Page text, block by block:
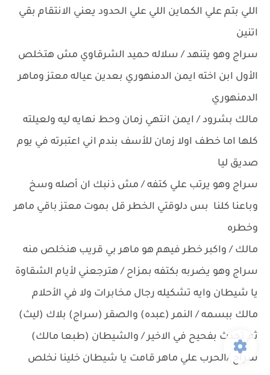
اللي بتم علي الكماين اللي علي الحدود يعني الانتقام بقي
اتنين
سراج وهو يتنهد / سلاله حميد الشرقاوي مش هتخلص
الأول ابن اخته ايمن الدمنهوري بعدين عياله معتز وماهر
الدمنهوري
مالك بشرود / ايمن انتهي زمان وحط نهايه ليه ولعيلته
كلها اما خطف اولا زمان للأسف بندم اني اعتبرته في يوم
صديق ليا
سراج وهو يرتب علي كتفه / مش ذنبك ان أصله وسخ
وباعنا كلنا بس دلوقتي الخطر قل بموت معتز باقي ماهر
وخطره
مالك / واكبر خطر فيهم هو ماهر بي قريب هنخلص منه
سراج وهو يضربه بكتفه بمزاح / هترجعني لأيام الشقاوة
يا شيطان وايه تشكيله رجال مخابرات ولا في الأحلام
مالك ببسمه / النمر (عبده) والصقر (سراج) بلاك (ليث)
ثم تحدث بفحيح في الاخير / والشيطان (طبعا مالك)
سراج /الحرب علي ماهر قامت يا شيطان خلينا نخلص